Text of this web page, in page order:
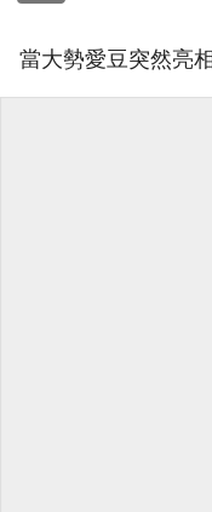
當大勢愛豆突然亮